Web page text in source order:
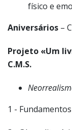
físico e
Aniversários –
Projeto «Um
C.M.S.
1 -